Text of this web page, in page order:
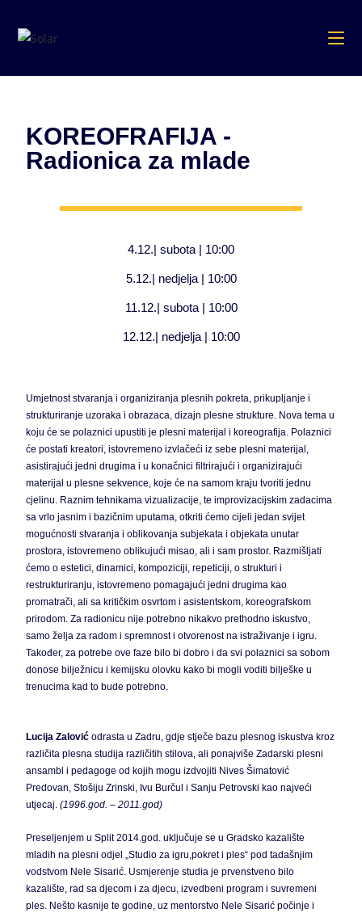
KOREOFRAFIJA -
Radionica za mlade
4.12.| subota | 10:00
5.12.| nedjelja | 10:00
11.12.| subota | 10:00
12.12.| nedjelja | 10:00
Umjetnost stvaranja i organiziranja plesnih pokreta, prikupljanje i
strukturiranje uzoraka i obrazaca, dizajn plesne strukture. Nova tema u
koju će se polaznici upustiti je plesni materijal i koreografija. Polaznici
će postati kreatori, istovremeno izvlačeći iz sebe plesni materijal,
asistirajući jedni drugima i u konačnici filtrirajući i organizirajući
materijal u plesne sekvence, koje će na samom kraju tvoriti jednu
cjelinu. Raznim tehnikama vizualizacije, te improvizacijskim zadacima
sa vrlo jasnim i bazičnim uputama, otkriti ćemo cijeli jedan svijet
mogućnosti stvaranja i oblikovanja subjekata i objekata unutar
prostora, istovremeno oblikujući misao, ali i sam prostor. Razmišljati
ćemo o estetici, dinamici, kompoziciji, repeticiji, o strukturi i
restrukturiranju, istovremeno pomagajući jedni drugima kao
promatrači, ali sa kritičkim osvrtom i asistentskom, koreografskom
prirodom. Za radionicu nije potrebno nikakvo prethodno iskustvo,
samo želja za radom i spremnost i otvorenost na istraživanje i igru.
Također, za potrebe ove faze bilo bi dobro i da svi polaznici sa sobom
donose bilježnicu i kemijsku olovku kako bi mogli voditi bilješke u
trenucima kad to bude potrebno.
Lucija Zalovićodrasta u Zadru, gdje stječe bazu plesnog iskustva kroz
različita plesna studija različitih stilova, ali ponajviše Zadarski plesni
ansambl i pedagoge od kojih mogu izdvojiti Nives Šimatović
Predovan, Stošiju Zrinski, Ivu Burčul i Sanju Petrovski kao najveći
utjecaj.(1996.god. – 2011.god)
Preseljenjem u Split 2014.god. uključuje se u Gradsko kazalište
mladih na plesni odjel „Studio za igru,pokret i ples“ pod tadašnjim
vodstvom Nele Sisarić. Usmjerenje studia je prvenstveno bilo
kazalište, rad sa djecom i za djecu, izvedbeni program i suvremeni
ples. Nešto kasnije te godine, uz mentorstvo Nele Sisarić počinje i